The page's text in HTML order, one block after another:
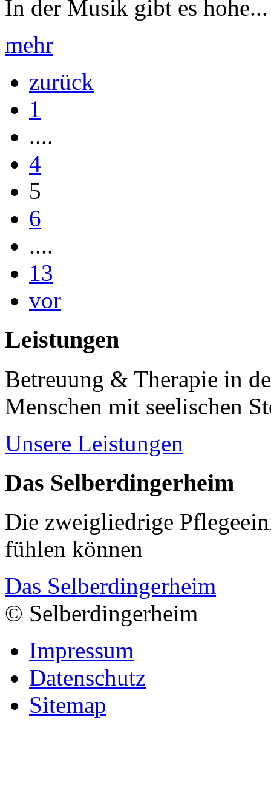
In der Musik gibt es hohe...
mehr
zurück
1
....
4
5
6
....
13
vor
Leistungen
Betreuung & Therapie in
Menschen mit seelischen
Unsere Leistungen
Das Selberdingerheim
Die zweigliedrige
fühlen können
Das Selberdingerheim
© Selberdingerheim
Impressum
Datenschutz
Sitemap